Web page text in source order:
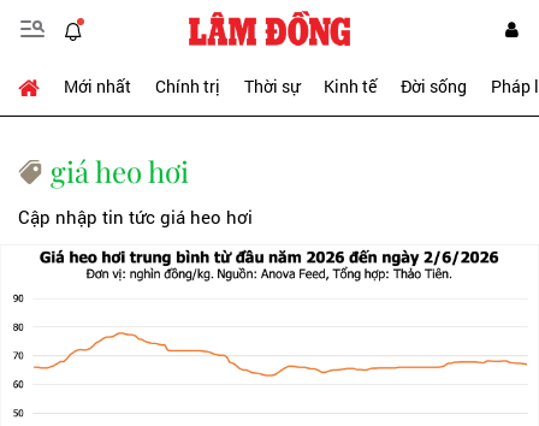
Mới nhất Chính trị Thời sự Kinh tế Đời sống Pháp
giá heo hơi
Cập nhập tin tức giá heo hơi